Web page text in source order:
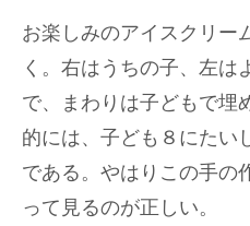
お楽しみのアイスクリー
く。右はうちの子、左は
で、まわりは子どもで埋
的には、子ども８にたい
である。やはりこの手の
って見るのが正しい。